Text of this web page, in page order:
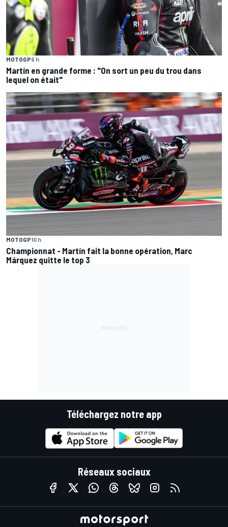
MOTOGP9 h
Martín en grande forme : "On sort un peu du trou dans
lequel on était"
MOTOGP10 h
Championnat - Martín fait la bonne opération, Marc
Márquez quitte le top 3
Téléchargez notre app
Réseaux sociaux